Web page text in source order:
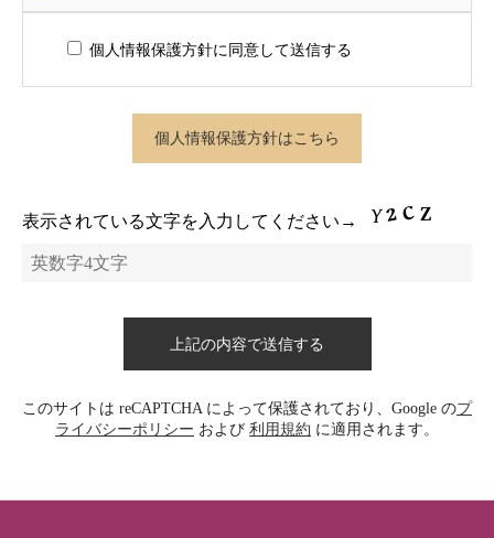
個人情報保護方針に同意して送信する
個人情報保護方針はこちら
表示されている文字を入力してください→
このサイトは reCAPTCHA によって保護されており、Google のプ
ライバシーポリシー および 利用規約 に適用されます。